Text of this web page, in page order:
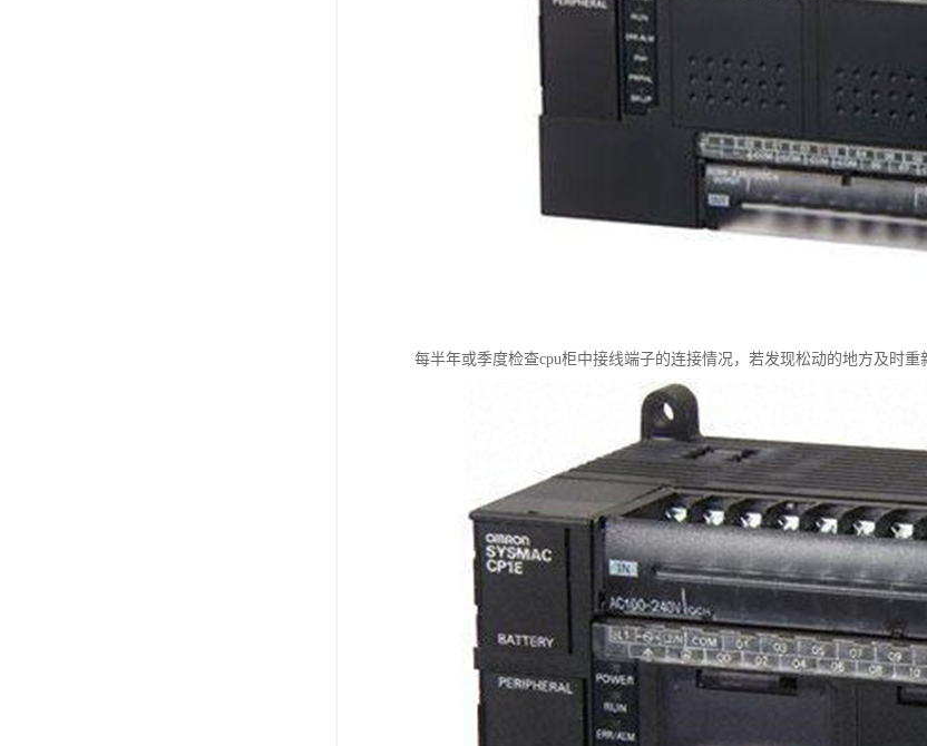
每半年或季度检查cpu柜中接线端子的连接情况，若发现松动的地方及时重